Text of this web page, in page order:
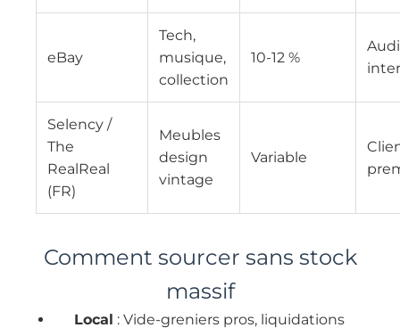
eBay
Tech,
musique,
collection
10-12 %
Selency /
The
RealReal
(FR)
Meubles
design
vintage
Variable
Comment sourcer sans stock
massif
Local : Vide-greniers pros, liquidations